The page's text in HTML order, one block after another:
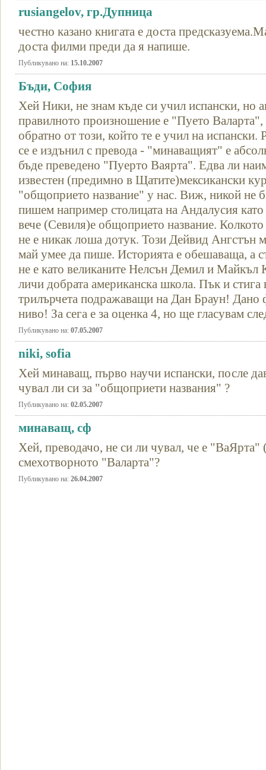
rusiangelov, гр.Дупница
честно казано книгата е доста
доста филми преди да я напише.
Публикувано на: 15.10.2007
Бъди, София
Хей Ники, не знам къде си учил испански, но
правилното произношение е "Пуето
обратно от този, който те е учил на испански.
се е издънил с превода - "минаващият" е
бъде преведено "Пуерто Ваярта". Едва ли
известен (предимно в Щатите)мексикански
"общоприето название" у нас. Виж, никой не
пишем например столицата на Андалусия
вече (Севиля)е общоприето название. Колкото
не е никак лоша дотук. Този Дейвид Ангстън
май умее да пише. Историята е обешаваща, а
не е като великаните Нелсън Демил и Майкъл
личи добрата американска школа. Пък и стига
трилърчета подражаващи на Дан Браун! Дано
ниво! За сега е за оценка 4, но ще гласувам
Публикувано на: 07.05.2007
niki, sofia
Хей минаващ, първо научи испански, после
чувал ли си за "общоприети названия" ?
Публикувано на: 02.05.2007
минаващ, сф
Хей, преводачо, не си ли чувал, че е "ВаЯрта"
смехотворното "Валарта"?
Публикувано на: 26.04.2007